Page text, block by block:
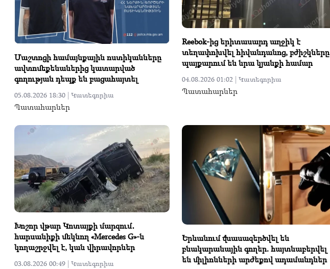
Մաշտոցի համայնքային ոստիկանները
ավտոմեքենաներից կատարված
գողության դեպք են բացահայտել
05.08.2026 18:30 | Կատեգորիա
Պատահարներ
Reebok-ից երիտասարդ աղջիկ է
տեղափոխվել հիվանդանոց, բժիշկները
պայքարում են նրա կյանքի համար
04.08.2026 01:02 | Կատեգորիա
Պատահարներ
Խոշոր վթար Կոտայքի մարզում․
հարսանիքի մեկնող «Mercedes G»-ն
կողաշրջվել է, կան վիրավորներ
03.08.2026 00:49 | Կատեգորիա
Երևանում վնասազերծվել են
բնակարանային գողեր. հայտնաբերվել
են միլիոնների արժեքով ադամանդներ